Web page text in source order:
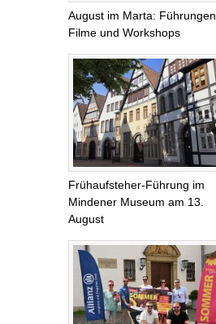
August im Marta: Führungen,
Filme und Workshops
Frühaufsteher-Führung im
Mindener Museum am 13.
August